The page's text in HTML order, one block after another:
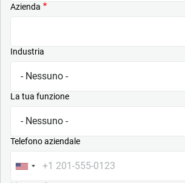
Azienda
Industria
La tua funzione
Telefono aziendale